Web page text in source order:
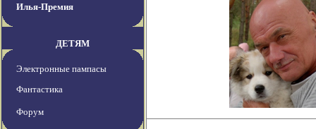
Илья-Премия
ДЕТЯМ
Электронные пампасы
Фантастика
Форум